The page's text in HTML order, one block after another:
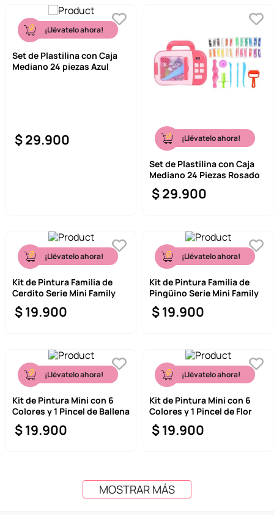
¡Llévatelo ahora!
Set de Plastilina con Caja
Mediano 24 piezas Azul
$29.900 ¡Llévatelo ahora!
Set de Plastilina con Caja
Mediano 24 Piezas Rosado
$29.900
¡Llévatelo ahora!
Kit de Pintura Familia de
Cerdito Serie Mini Family
$19.900
¡Llévatelo ahora!
Kit de Pintura Familia de
Pingüino Serie Mini Family
$19.900
¡Llévatelo ahora!
Kit de Pintura Mini con 6
Colores y 1 Pincel de Ballena
$19.900
¡Llévatelo ahora!
Kit de Pintura Mini con 6
Colores y 1 Pincel de Flor
$19.900
MOSTRAR MÁS